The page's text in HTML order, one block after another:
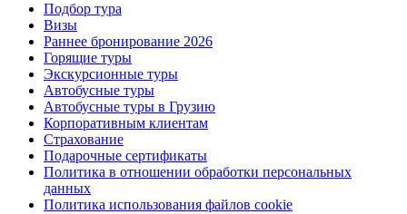
Подбор тура
Визы
Раннее бронирование 2026
Горящие туры
Экскурсионные туры
Автобусные туры
Автобусные туры в Грузию
Корпоративным клиентам
Страхование
Подарочные сертификаты
Политика в отношении обработки персональных
данных
Политика использования файлов cookie